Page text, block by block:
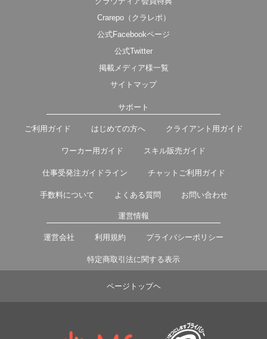
Crarepo（クラレポ）
公式Facebookページ
公式Twitter
掲載メディア様一覧
サイトマップ
サポート
ご利用ガイド はじめての方へ クライアント用ガイド
ワーカー用ガイド スキル販売ガイド
仕事受発注ガイドライン チャットご利用ガイド
手数料について よくある質問 お問い合わせ
運営情報
運営会社 利用規約 プライバシーポリシー
特定商取引法に関する表示
ページトップヘ